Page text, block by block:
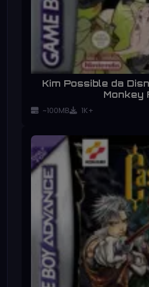
Kim Possible da
Monkey
~100MB 1K+